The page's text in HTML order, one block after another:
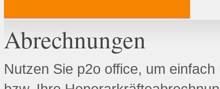
Abrechnungen
Nutzen Sie p2o office, um